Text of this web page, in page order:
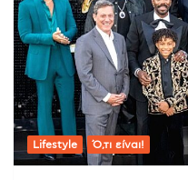
Lifestyle Ό,τι είναι!